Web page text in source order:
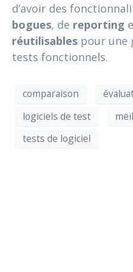
d’avoir des
bogues, de reporting
réutilisables pour une
tests fonctionnels.
comparaison
logiciels de test
tests de logiciel